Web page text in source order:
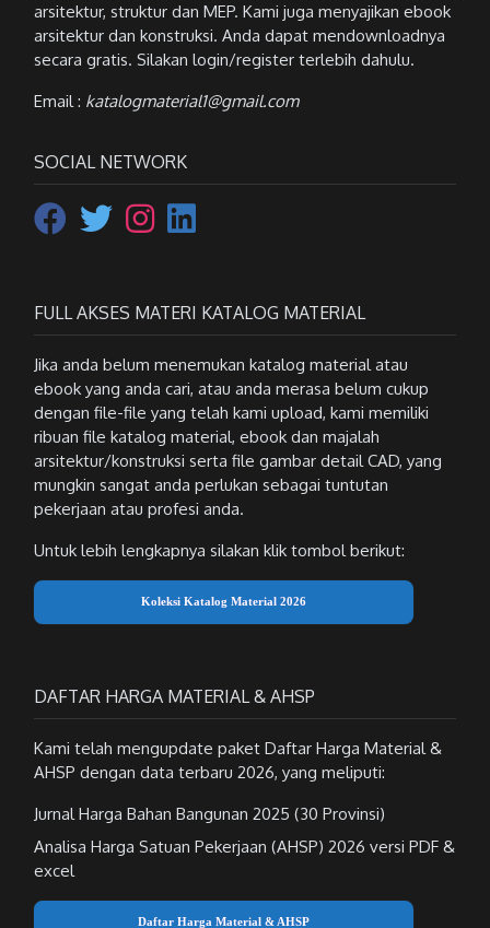
arsitektur, struktur dan MEP. Kami juga menyajikan ebook
arsitektur dan konstruksi. Anda dapat mendownloadnya
secara gratis. Silakan login/register terlebih dahulu.
Email : katalogmaterial1@gmail.com
SOCIAL NETWORK
FULL AKSES MATERI KATALOG MATERIAL
Jika anda belum menemukan katalog material atau
ebook yang anda cari, atau anda merasa belum cukup
dengan file-file yang telah kami upload, kami memiliki
ribuan file katalog material, ebook dan majalah
arsitektur/konstruksi serta file gambar detail CAD, yang
mungkin sangat anda perlukan sebagai tuntutan
pekerjaan atau profesi anda.
Untuk lebih lengkapnya silakan klik tombol berikut:
Koleksi Katalog Material 2026
DAFTAR HARGA MATERIAL & AHSP
Kami telah mengupdate paket Daftar Harga Material &
AHSP dengan data terbaru 2026, yang meliputi:
Jurnal Harga Bahan Bangunan 2025 (30 Provinsi)
Analisa Harga Satuan Pekerjaan (AHSP) 2026 versi PDF &
excel
Daftar Harga Material & AHSP